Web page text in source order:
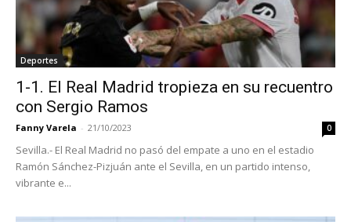
Deportes
1-1. El Real Madrid tropieza en su recuentro
con Sergio Ramos
Fanny Varela - 21/10/2023 0
Sevilla.- El Real Madrid no pasó del empate a uno en el estadio
Ramón Sánchez-Pizjuán ante el Sevilla, en un partido intenso,
vibrante e...